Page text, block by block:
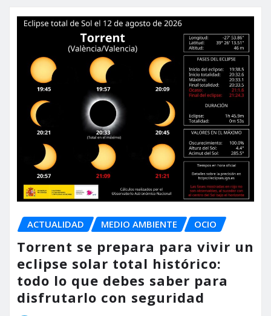
ACTUALIDAD MEDIO AMBIENTE OCIO
Torrent se prepara para vivir un
eclipse solar total histórico:
todo lo que debes saber para
disfrutarlo con seguridad